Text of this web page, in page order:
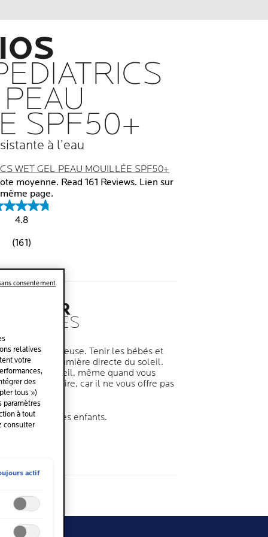
SPF50+
à l’eau
WET GEL PEAU MOUILLÉE SPF50+
Read 161 Reviews. Lien sur
page.
4.8
(161)
PAR
est dangereuse. Tenir les bébés et
de la lumière directe du soleil.
au soleil, même quand vous
solaire, car il ne vous offre pas
.
sensibles des enfants.
relatives
votre
des
tous »)
paramètres
à tout
consulter
actif
consentement